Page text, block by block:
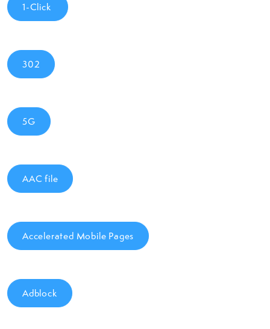
1-Click
302
5G
AAC file
Accelerated Mobile Pages
Adblock